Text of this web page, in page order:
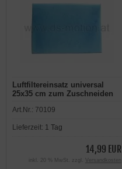
Luftfiltereinsatz universal
25x35 cm zum Zuschneiden
Art.Nr.: 70109
Lieferzeit: 1 Tag
14,99 EUR
inkl. 20 % MwSt. zzgl. Versandkosten